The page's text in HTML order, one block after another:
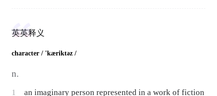
英英释义
character / 'kæriktəz /
n.
1
an imaginary person represented in a work of fiction